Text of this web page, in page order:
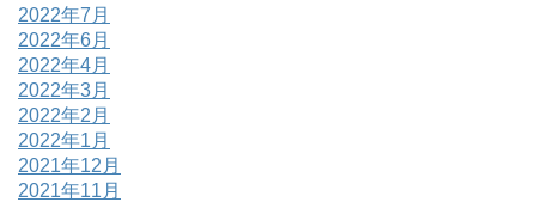
2022年7月
2022年6月
2022年4月
2022年3月
2022年2月
2022年1月
2021年12月
2021年11月